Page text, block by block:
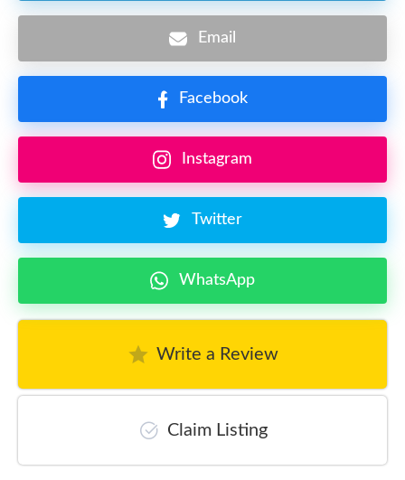
Email
Facebook
Instagram
Twitter
WhatsApp
Write a Review
Claim Listing